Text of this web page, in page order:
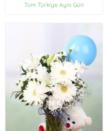
Tüm Türkiye Aynı Gün